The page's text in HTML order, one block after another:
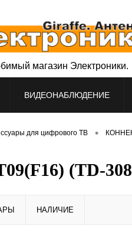
магазин Электроники.
ВИДЕОНАБЛЮДЕНИЕ
для цифрового ТВ •
(TD-
НАЛИЧИЕ